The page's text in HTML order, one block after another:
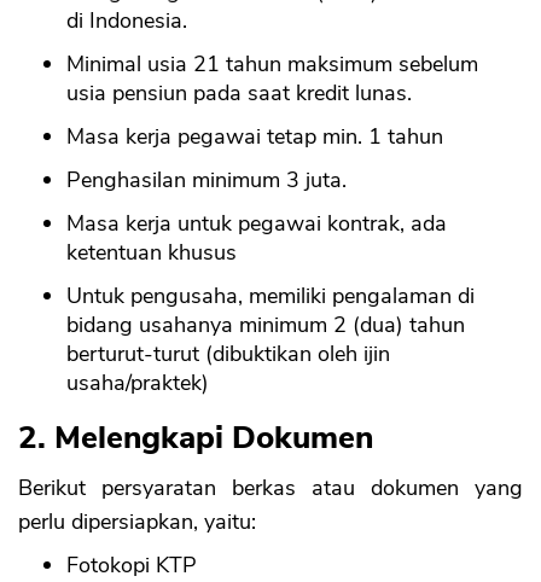
di Indonesia.
Minimal usia 21 tahun maksimum sebelum
usia pensiun pada saat kredit lunas.
Masa kerja pegawai tetap min. 1 tahun
Penghasilan minimum 3 juta.
Masa kerja untuk pegawai kontrak, ada
ketentuan khusus
Untuk pengusaha, memiliki pengalaman di
bidang usahanya minimum 2 (dua) tahun
berturut-turut (dibuktikan oleh ijin
usaha/praktek)
2. Melengkapi Dokumen
Berikut persyaratan berkas atau dokumen yang
perlu dipersiapkan, yaitu:
Fotokopi KTP